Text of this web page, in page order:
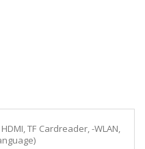
TF Cardreader, -WLAN,